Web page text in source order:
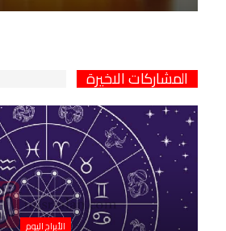
المشاركات الاخيرة
الأبراج اليوم